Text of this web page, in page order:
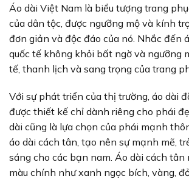
Áo dài Việt Nam là biểu tượng trang
của dân tộc, được ngưỡng mộ và kính
đơn giản và độc đáo của nó. Nhắc đến
quốc tế không khỏi bất ngờ và ngưỡng
tế, thanh lịch và sang trọng của trang
Với sự phát triển của thị trường, áo dài
được thiết kế chỉ dành riêng cho phái
dài cũng là lựa chọn của phái mạnh
áo dài cách tân, tạo nên sự mạnh mẽ,
sáng cho các bạn nam. Áo dài cách tân
màu chính như xanh ngọc bích, vàng,